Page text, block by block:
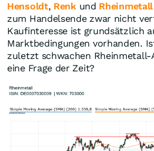
Hensoldt, Renkund Rheinmetall
zum Handelsende zwar nicht
Kaufinteresse ist grundsätzlich
Marktbedingungen vorhanden.
zuletzt schwachen
eine Frage der Zeit?